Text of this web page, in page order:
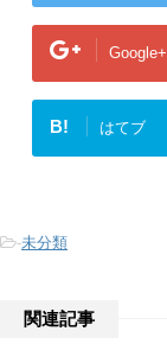
Google+
B! はてブ
-未分類
関連記事